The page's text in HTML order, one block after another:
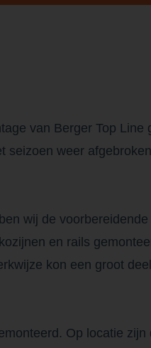
van Berger Top Line
weer
wij de
en rails
kon een groot
Op locatie